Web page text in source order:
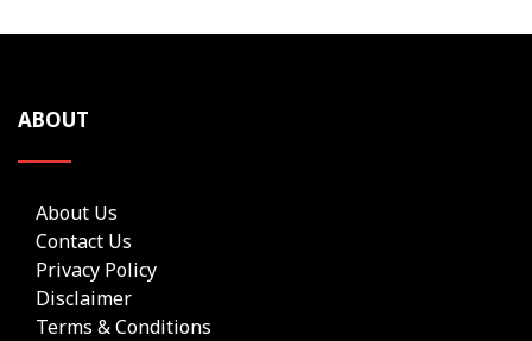
ABOUT
About Us
Contact Us
Privacy Policy
Disclaimer
Terms & Conditions